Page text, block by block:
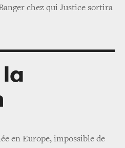
chez qui Justice sortira
la
en Europe, impossible de